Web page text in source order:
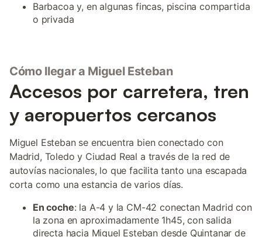
Barbacoa y, en algunas fincas, piscina compartida
o privada
Cómo llegar a Miguel Esteban
Accesos por carretera, tren
y aeropuertos cercanos
Miguel Esteban se encuentra bien conectado con
Madrid, Toledo y Ciudad Real a través de la red de
autovías nacionales, lo que facilita tanto una escapada
corta como una estancia de varios días.
En coche: la A-4 y la CM-42 conectan Madrid con
la zona en aproximadamente 1h45, con salida
directa hacia Miguel Esteban desde Quintanar de